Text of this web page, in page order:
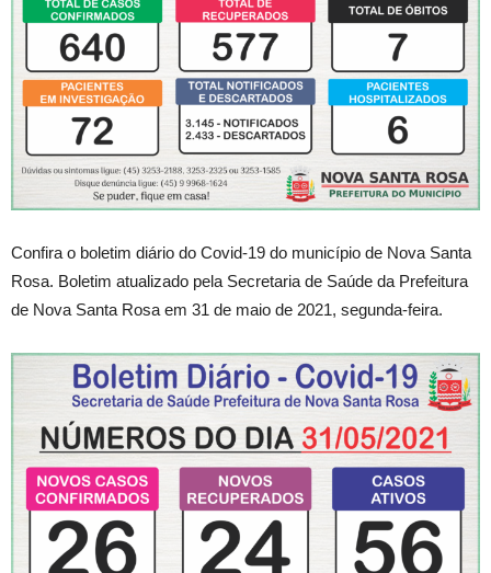
Confira o boletim diário do Covid-19 do município de Nova Santa
Rosa. Boletim atualizado pela Secretaria de Saúde da Prefeitura
de Nova Santa Rosa em 31 de maio de 2021, segunda-feira.